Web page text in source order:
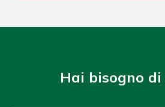
Hai bisogno